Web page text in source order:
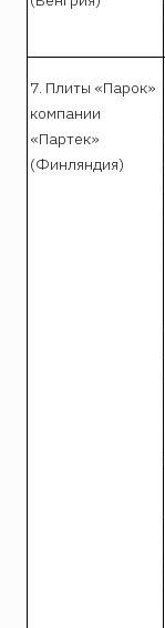
7. Плиты «Парок»
компании
«Партек»
(Финляндия)